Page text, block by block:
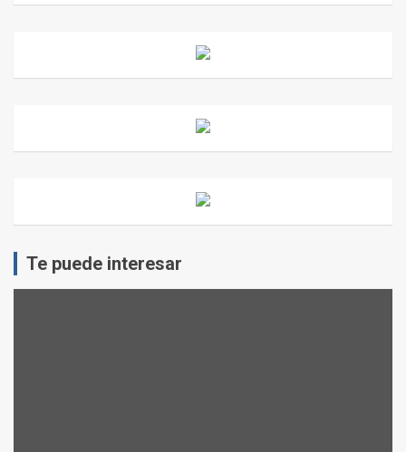
Te puede interesar